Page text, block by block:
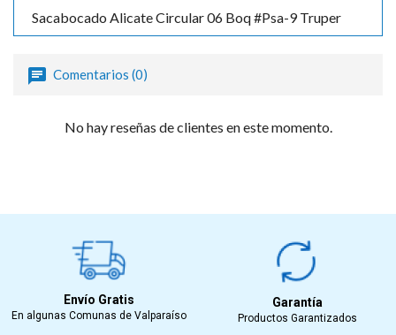
Sacabocado Alicate Circular 06 Boq #Psa-9 Truper
Comentarios (0)
No hay reseñas de clientes en este momento.
Envío Gratis
En algunas Comunas de Valparaíso
Garantía
Productos Garantizados